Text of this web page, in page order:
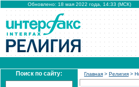
Обновлено: 18 мая 2022 года, 14:33 (МСК)
Поиск по сайту: Главная > Религия >